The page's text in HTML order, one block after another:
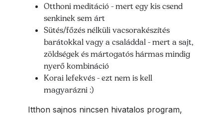
Otthoni meditáció - mert egy kis csend
senkinek sem árt
Sütés/főzés nélküli vacsorakészítés
barátokkal vagy a családdal - mert a sajt,
zöldségek és mártogatós hármas mindig
nyerő kombináció
Korai lefekvés - ezt nem is kell
magyarázni :)
Itthon sajnos nincsen hivatalos program,